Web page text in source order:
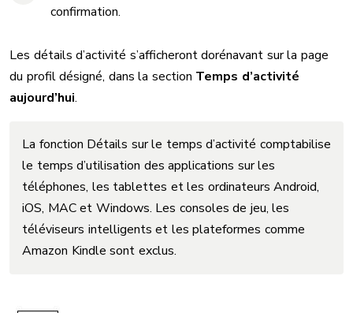
confirmation.
Les détails d’activité s’afficheront dorénavant sur la page
du profil désigné, dans la section Temps d’activité
aujourd’hui.
La fonction Détails sur le temps d’activité comptabilise
le temps d’utilisation des applications sur les
téléphones, les tablettes et les ordinateurs Android,
iOS, MAC et Windows. Les consoles de jeu, les
téléviseurs intelligents et les plateformes comme
Amazon Kindle sont exclus.